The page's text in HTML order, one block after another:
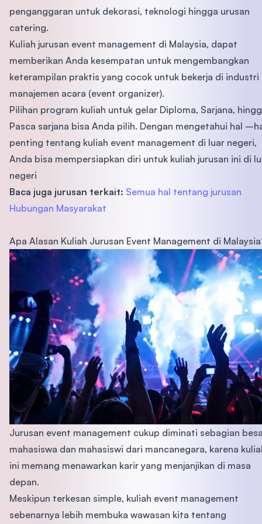
penganggaran untuk dekorasi, teknologi hingga urusan
catering.
Kuliah jurusan event management di Malaysia, dapat
memberikan Anda kesempatan untuk mengembangkan
keterampilan praktis yang cocok untuk bekerja di industri
manajemen acara (event organizer).
Pilihan program kuliah untuk gelar Diploma, Sarjana,
Pasca sarjana bisa Anda pilih. Dengan mengetahui hal
penting tentang kuliah event management di luar negeri,
Anda bisa mempersiapkan diri untuk kuliah jurusan ini di
negeri
Baca juga jurusan terkait: Semua hal tentang jurusan
Hubungan Masyarakat
Apa Alasan Kuliah Jurusan Event Management di
Jurusan event management cukup diminati sebagian
mahasiswa dan mahasiswi dari mancanegara, karena
ini memang menawarkan karir yang menjanjikan di masa
depan.
Meskipun terkesan simple, kuliah event management
sebenarnya lebih membuka wawasan kita tentang